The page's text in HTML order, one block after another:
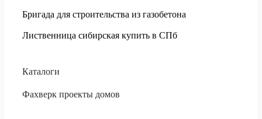
Бригада для строительства из газобетона
Лиственница сибирская купить в СПб
Каталоги
Фахверк проекты домов